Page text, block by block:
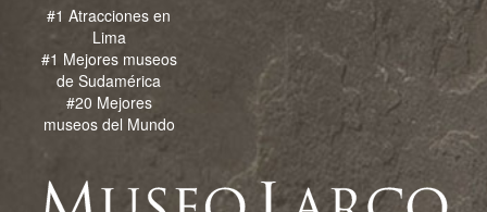
#1 Atracciones en
Lima
#1 Mejores museos
de Sudamérica
#20 Mejores
museos del Mundo